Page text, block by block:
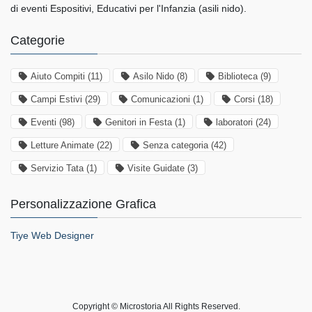
di eventi Espositivi, Educativi per l'Infanzia (asili nido).
Categorie
Aiuto Compiti (11) Asilo Nido (8) Biblioteca (9)
Campi Estivi (29) Comunicazioni (1) Corsi (18)
Eventi (98) Genitori in Festa (1) laboratori (24)
Letture Animate (22) Senza categoria (42)
Servizio Tata (1) Visite Guidate (3)
Personalizzazione Grafica
Tiye Web Designer
Copyright © Microstoria All Rights Reserved.